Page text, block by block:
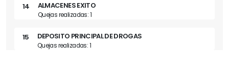
14 ALMACENES EXITO
Quejas realizadas: 1
15 DEPOSITO PRINCIPAL DE DROGAS
Quejas realizadas: 1